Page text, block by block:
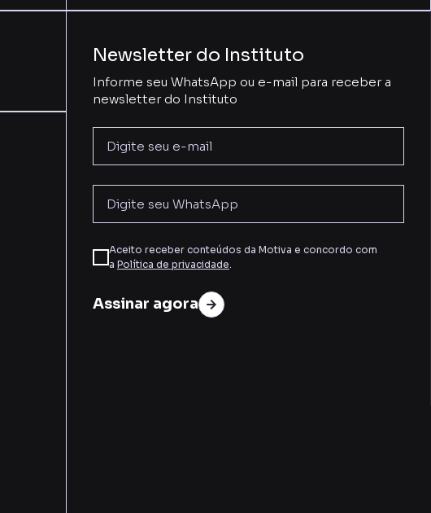
Newsletter do Instituto
Informe seu WhatsApp ou e-mail para receber a
newsletter do Instituto
Aceito receber conteúdos da Motiva e concordo com
a Política de privacidade
Assinar agora